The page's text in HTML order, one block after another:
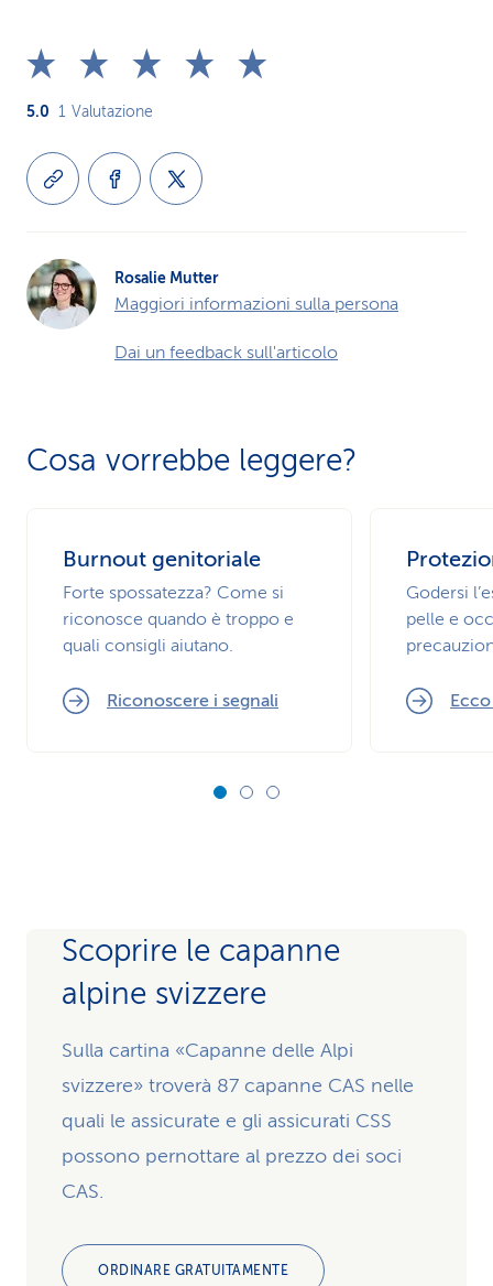
5.0 1 Valutazione
Rosalie Mutter
Maggiori informazioni sulla persona
Dai un feedback sull'articolo
Cosa vorrebbe leggere?
Burnout genitoriale
Forte spossatezza? Come si
riconosce quando è troppo e
quali consigli aiutano.
Riconoscere i segnali
Godersi
pelle e
Scoprire le capanne
alpine svizzere
Sulla cartina «Capanne delle Alpi
svizzere» troverà 87 capanne CAS nelle
quali le assicurate e gli assicurati CSS
possono pernottare al prezzo dei soci
CAS.
ORDINARE GRATUITAMENTE